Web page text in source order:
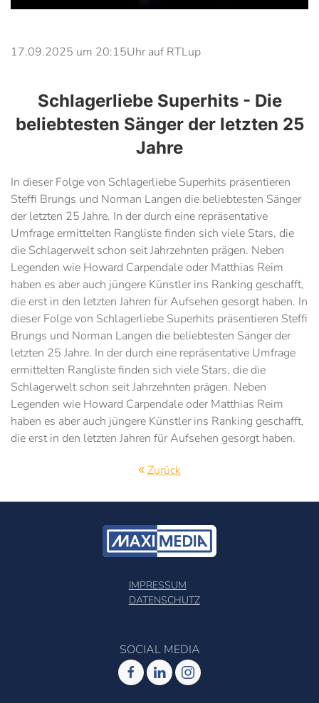
17.09.2025 um 20:15Uhr auf RTLup
Schlagerliebe Superhits - Die
beliebtesten Sänger der letzten 25
Jahre
In dieser Folge von Schlagerliebe Superhits präsentieren
Steffi Brungs und Norman Langen die beliebtesten Sänger
der letzten 25 Jahre. In der durch eine repräsentative
Umfrage ermittelten Rangliste finden sich viele Stars, die
die Schlagerwelt schon seit Jahrzehnten prägen. Neben
Legenden wie Howard Carpendale oder Matthias Reim
haben es aber auch jüngere Künstler ins Ranking geschafft,
die erst in den letzten Jahren für Aufsehen gesorgt haben. In
dieser Folge von Schlagerliebe Superhits präsentieren Steffi
Brungs und Norman Langen die beliebtesten Sänger der
letzten 25 Jahre. In der durch eine repräsentative Umfrage
ermittelten Rangliste finden sich viele Stars, die die
Schlagerwelt schon seit Jahrzehnten prägen. Neben
Legenden wie Howard Carpendale oder Matthias Reim
haben es aber auch jüngere Künstler ins Ranking geschafft,
die erst in den letzten Jahren für Aufsehen gesorgt haben.
Zurück
IMPRESSUM
DATENSCHUTZ
SOCIAL MEDIA